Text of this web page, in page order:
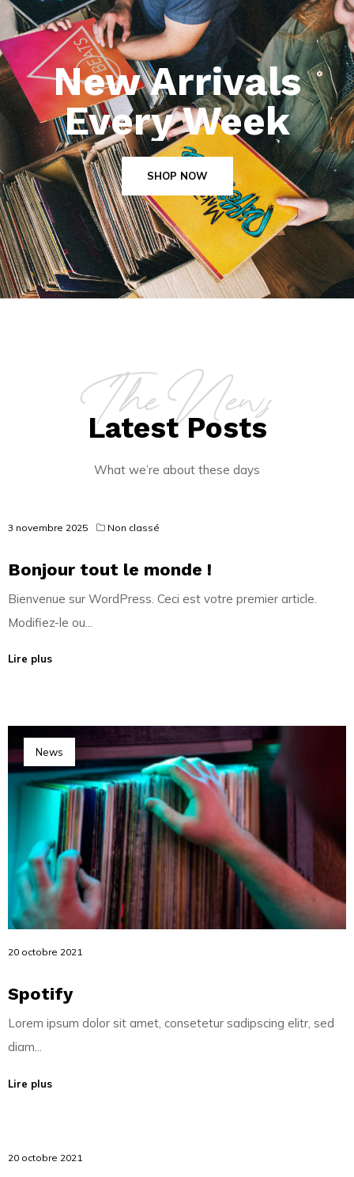
New Arrivals
Every Week
SHOP NOW
The News
Latest Posts
What we’re about these days
3 novembre 2025 Non classé
Bonjour tout le monde !
Bienvenue sur WordPress. Ceci est votre premier article.
Modifiez-le ou...
Lire plus
News
20 octobre 2021
Spotify
Lorem ipsum dolor sit amet, consetetur sadipscing elitr, sed
diam...
Lire plus
20 octobre 2021